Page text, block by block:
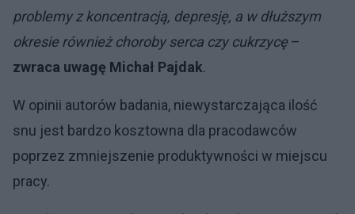
problemy z koncentracją, depresję, a w dłuższym
okresie również choroby serca czy cukrzycę –
zwraca uwagę Michał Pajdak.
W opinii autorów badania, niewystarczająca ilość
snu jest bardzo kosztowna dla pracodawców
poprzez zmniejszenie produktywności w miejscu
pracy.